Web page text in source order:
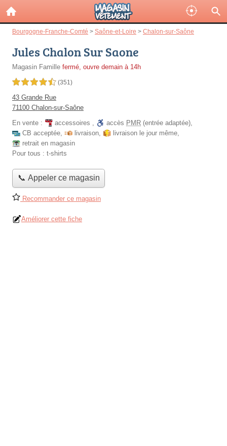
Bourgogne-Franche-Comté > Saône-et-Loire > Chalon-sur-Saône
Jules Chalon Sur Saone
Magasin Famille fermé, ouvre demain à 14h
4,5 étoiles sur 5 (351)
43 Grande Rue
71100 Chalon-sur-Saône
En vente :
accessoires , accès PMR (entrée adaptée),
CB acceptée, livraison, livraison le jour même,
retrait en magasin
Pour tous : t-shirts
📞 Appeler ce magasin
Recommander ce magasin
Améliorer cette fiche